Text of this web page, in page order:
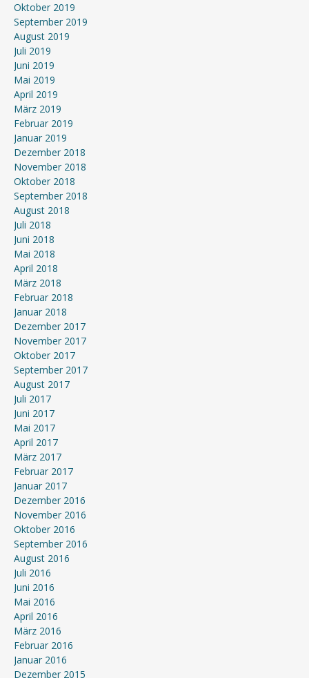
Oktober 2019
September 2019
August 2019
Juli 2019
Juni 2019
Mai 2019
April 2019
März 2019
Februar 2019
Januar 2019
Dezember 2018
November 2018
Oktober 2018
September 2018
August 2018
Juli 2018
Juni 2018
Mai 2018
April 2018
März 2018
Februar 2018
Januar 2018
Dezember 2017
November 2017
Oktober 2017
September 2017
August 2017
Juli 2017
Juni 2017
Mai 2017
April 2017
März 2017
Februar 2017
Januar 2017
Dezember 2016
November 2016
Oktober 2016
September 2016
August 2016
Juli 2016
Juni 2016
Mai 2016
April 2016
März 2016
Februar 2016
Januar 2016
Dezember 2015